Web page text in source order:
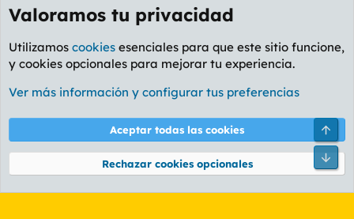
Foro General
Cookies
PL OLDSTYLE AMARILLO
Términos y reglas Política de privacidad Ayuda
Community platform by XenForo® © 2010-2026 XenForo Ltd.
Valoramos tu privacidad
Utilizamos cookies esenciales para que este sitio funcione,
y cookies opcionales para mejorar tu experiencia.
Ver más información y configurar tus preferencias
Aceptar todas las cookies
Rechazar cookies opcionales
Pie